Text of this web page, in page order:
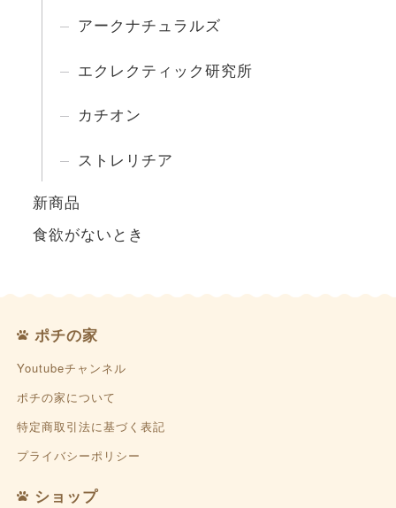
アークナチュラルズ
エクレクティック研究所
カチオン
ストレリチア
新商品
食欲がないとき
ポチの家
Youtubeチャンネル
ポチの家について
特定商取引法に基づく表記
プライバシーポリシー
ショップ